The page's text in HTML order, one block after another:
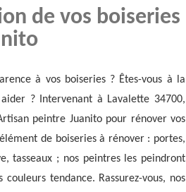
de vos boiseries
à vos boiseries ? Êtes-vous à la
? Intervenant à Lavalette 34700,
peintre Juanito pour rénover vos
de boiseries à rénover : portes,
tasseaux ; nos peintres les peindront
tendance. Rassurez-vous, nos